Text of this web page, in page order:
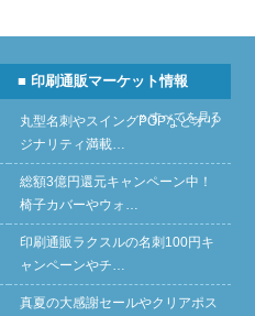
■ 印刷通販マーケット情報
» すべてを見る
丸型名刺やスイングPOPなどオリ
ジナリティ満載…
総額3億円還元キャンペーン中！
椅子カバーやウォ…
印刷通販ラクスルの名刺100円キ
ャンペーンやチ…
真夏の大感謝セールやクリアポス